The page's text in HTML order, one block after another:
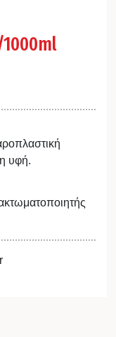
υφή.